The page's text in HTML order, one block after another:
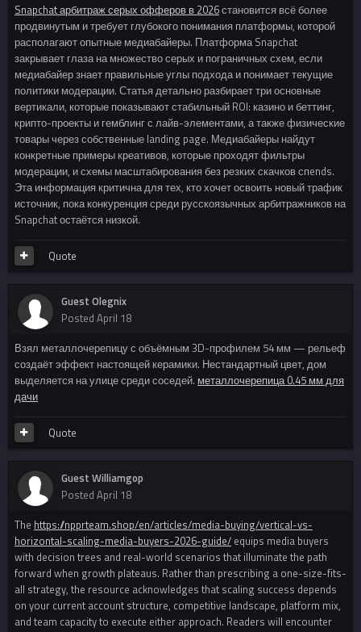
Snapchat арбитраж серых офферов в 2026становится всё более
продвинутым и требует глубокого понимания платформы, которой
располагают опытные медиабайеры. Платформа Snapchat
закрывает глаза на множество серых и пограничных схем, если
медиабайер знает правильные углы подхода и понимает текущие
политики модерации. Статья детально разбирает три основные
вертикали, которые показывают стабильный ROI: казино и беттинг,
крипто-проекты и гемблинг с лайв-элементами, а также физические
товары через собственные landing page. Медиабайеры найдут
конкретные примеры креативов, которые проходят фильтры
модерации, и схемы масштабирования без резких скачков спends.
Эта информация критична для тех, кто хочет освоить новый трафик
источник, пока конкуренция среди русскоязычных арбитражников на
Snapchat остаётся низкой.
Quote
Guest Olegnix
Posted April 18
Взял металлочерепицу с объёмным 3D-профилем 54 мм — рельеф
создаёт эффект настоящей керамики. Нестандартный цвет, дом
выделяется на улице среди соседей. металлочерепица 0.45 мм для
дачи
Quote
Guest Williamgop
Posted April 18
The https://npprteam.shop/en/articles/media-buying/vertical-vs-
horizontal-scaling-media-buyers-2026-guide/ equips media buyers
with decision trees and real-world scenarios that illuminate the path
forward when growth plateaus. Rather than prescribing a one-size-fits-
all strategy, the resource acknowledges that scaling success depends
on your current account structure, competitive landscape, platform mix,
and team capacity to execute either approach. Readers will encounter